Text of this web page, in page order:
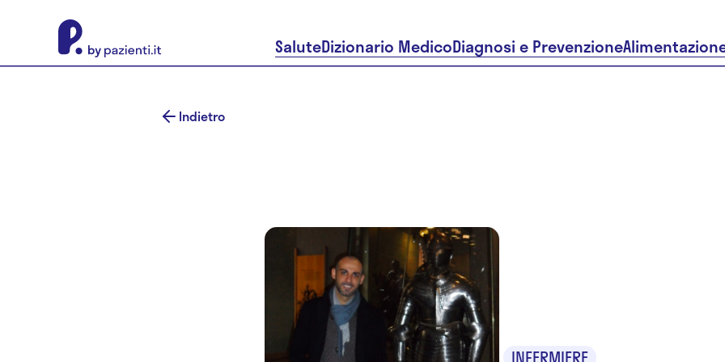
SaluteDizionario MedicoDiagnosi e Prevenzione
Indietro
INFERMIERE